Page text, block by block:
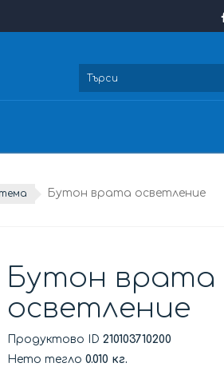
Бутон врата осветление
Бутон врата
осветление
Продуктово ID210103710200
Нето тегло0.010 кг.